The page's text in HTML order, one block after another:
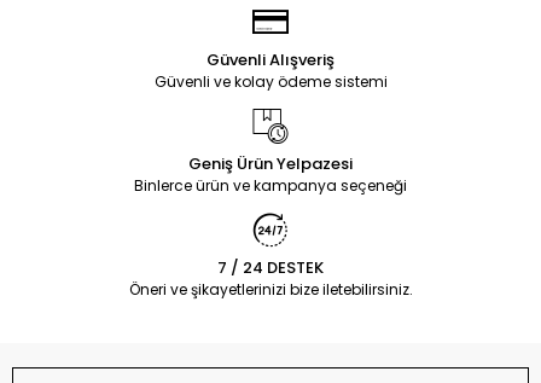
Güvenli Alışveriş
Güvenli ve kolay ödeme sistemi
Geniş Ürün Yelpazesi
Binlerce ürün ve kampanya seçeneği
7 / 24 DESTEK
Öneri ve şikayetlerinizi bize iletebilirsiniz.